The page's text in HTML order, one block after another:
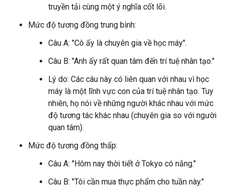
truyền tải cùng một ý nghĩa cốt lõi.
Mức độ tương đồng trung bình:
Câu A: "Cô ấy là chuyên gia về học máy".
Câu B: "Anh ấy rất quan tâm đến trí tuệ nhân tạo."
Lý do: Các câu này có liên quan với nhau vì học
máy là một lĩnh vực con của trí tuệ nhân tạo. Tuy
nhiên, họ nói về những người khác nhau với mức
độ tương tác khác nhau (chuyên gia so với người
quan tâm).
Mức độ tương đồng thấp:
Câu A: "Hôm nay thời tiết ở Tokyo có nắng."
Câu B: "Tôi cần mua thực phẩm cho tuần này."